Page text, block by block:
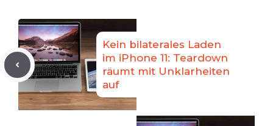
Kein bilaterales Laden
im iPhone 11: Teardown
räumt mit Unklarheiten
auf